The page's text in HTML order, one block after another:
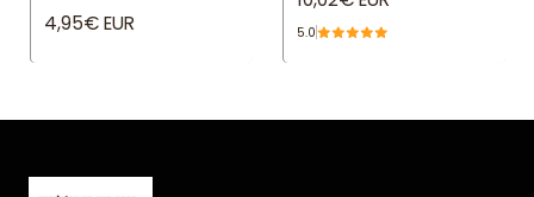
4,95€ EUR 5.0